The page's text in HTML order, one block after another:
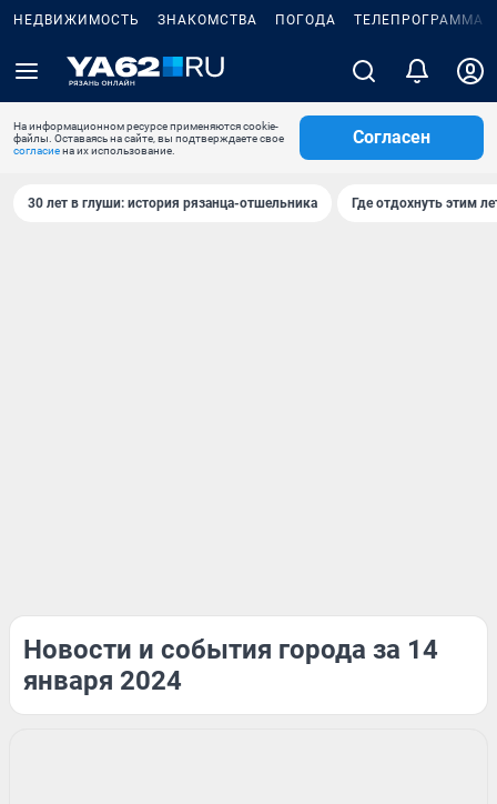
НЕДВИЖИМОСТЬ ЗНАКОМСТВА ПОГОДА ТЕЛЕПРОГРАММА
На информационном ресурсе применяются cookie-
файлы. Оставаясь на сайте, вы подтверждаете свое
согласиена их использование.
Согласен
30 лет в глуши: история рязанца-отшельника Где отдохнуть этим
Новости и события города за 14
января 2024